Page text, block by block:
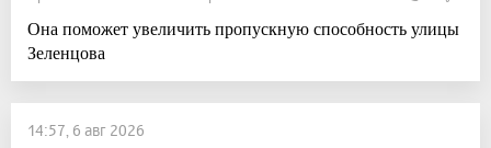
Она поможет увеличить пропускную способность улицы
Зеленцова
14:57, 6 авг 2026